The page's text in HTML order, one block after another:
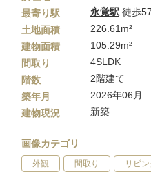
最寄り駅
永覚駅 徒歩
土地面積
226.61m²
建物面積
105.29m²
間取り
4SLDK
階数
2階建て
築年月
2026年06月
建物現況
新築
画像カテゴリ
外観 間取り リビ